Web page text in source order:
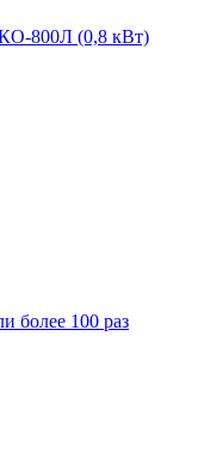
800Л (0,8 кВт)
более 100 раз